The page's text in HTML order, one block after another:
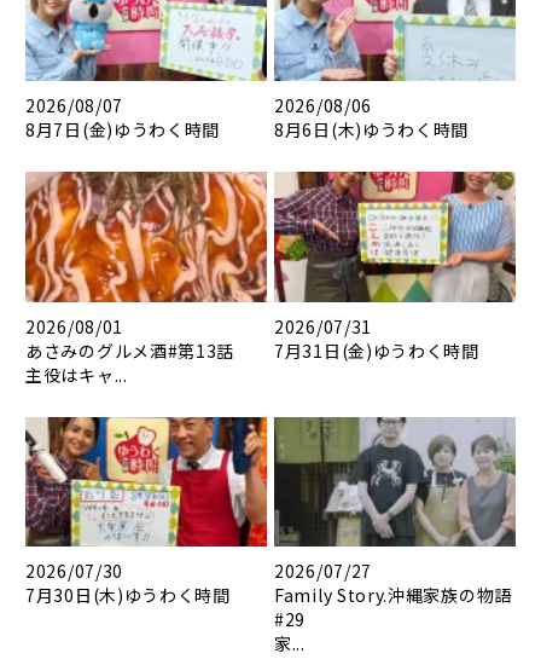
2026/08/07
8月7日(金)ゆうわく時間
2026/08/06
8月6日(木)ゆうわく時間
2026/08/01
あさみのグルメ酒#第13話
主役はキャ...
2026/07/31
7月31日(金)ゆうわく時間
2026/07/30
7月30日(木)ゆうわく時間
2026/07/27
Family Story.沖縄家族の物語
#29
家...